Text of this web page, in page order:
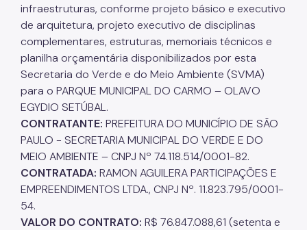
infraestruturas, conforme projeto básico e executivo
de arquitetura, projeto executivo de disciplinas
complementares, estruturas, memoriais técnicos e
planilha orçamentária disponibilizados por esta
Secretaria do Verde e do Meio Ambiente (SVMA)
para o PARQUE MUNICIPAL DO CARMO – OLAVO
EGYDIO SETÚBAL.
CONTRATANTE: PREFEITURA DO MUNICÍPIO DE SÃO
PAULO - SECRETARIA MUNICIPAL DO VERDE E DO
MEIO AMBIENTE – CNPJ Nº 74.118.514/0001-82.
CONTRATADA: RAMON AGUILERA PARTICIPAÇÕES E
EMPREENDIMENTOS LTDA., CNPJ Nº. 11.823.795/0001-
54.
VALOR DO CONTRATO: R$ 76.847.088,61 (setenta e